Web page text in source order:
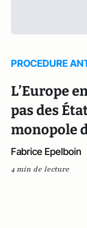
PROCEDURE
L’Europe
pas des
monopole
Fabrice Epelboin
4 min de lecture